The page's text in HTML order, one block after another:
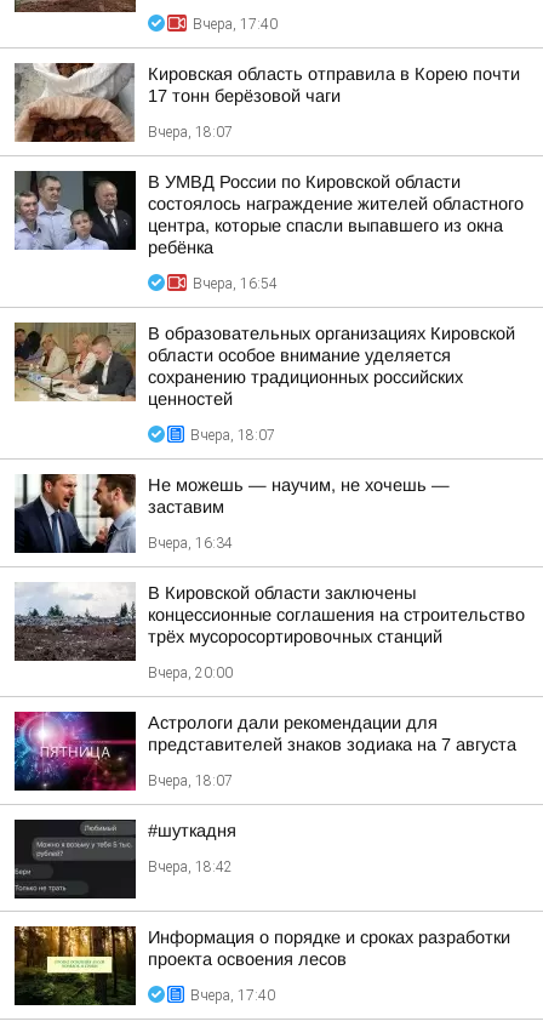
Вчера, 17:40
Кировская область отправила в Корею почти
17 тонн берёзовой чаги
Вчера, 18:07
В УМВД России по Кировской области
состоялось награждение жителей областного
центра, которые спасли выпавшего из окна
ребёнка
Вчера, 16:54
В образовательных организациях Кировской
области особое внимание уделяется
сохранению традиционных российских
ценностей
Вчера, 18:07
Не можешь — научим, не хочешь —
заставим
Вчера, 16:34
В Кировской области заключены
концессионные соглашения на строительство
трёх мусоросортировочных станций
Вчера, 20:00
Астрологи дали рекомендации для
представителей знаков зодиака на 7 августа
Вчера, 18:07
#шуткадня
Вчера, 18:42
Информация о порядке и сроках разработки
проекта освоения лесов
Вчера, 17:40